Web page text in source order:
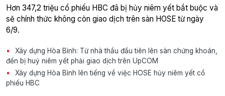
Hơn 347,2 triệu cổ phiếu HBC đã bị hủy niêm yết bắt buộc và
sẽ chính thức không còn giao dịch trên sàn HOSE từ ngày
6/9.
Xây dựng Hòa Bình: Từ nhà thầu đầu tiên lên sàn chứng khoán,
đến bị huỷ niêm yết phải giao dịch trên UpCOM
Xây dựng Hòa Bình lên tiếng về việc HOSE hủy niêm yết cổ
phiếu HBC